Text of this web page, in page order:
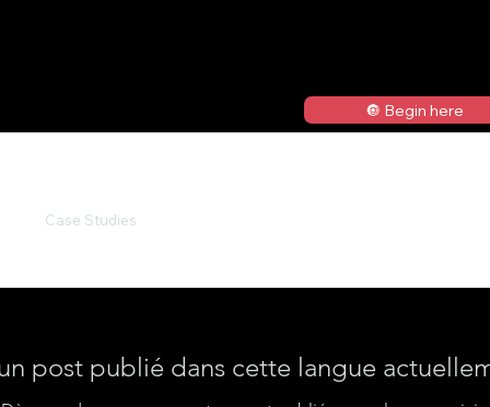
🔘 Begin here
Case Studies
post publié dans cette langue